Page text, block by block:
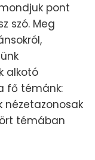
pont
szó. Meg
alkotó
fő témánk:
nézetazonosak
témában